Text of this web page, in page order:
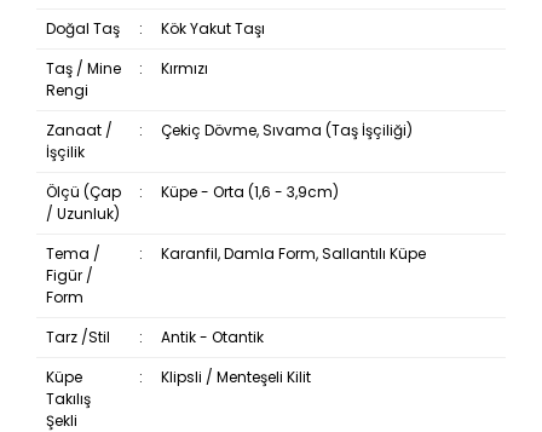
Doğal Taş :
Kök Yakut Taşı
Taş / Mine
Rengi
: Kırmızı
Zanaat /
İşçilik
: Çekiç Dövme, Sıvama (Taş İşçiliği)
Ölçü (Çap
/ Uzunluk)
: Küpe - Orta (1,6 - 3,9cm)
Tema /
Figür /
Form
: Karanfil, Damla Form, Sallantılı Küpe
Tarz /Stil :
Antik - Otantik
Küpe
Takılış
Şekli
: Klipsli / Menteşeli Kilit